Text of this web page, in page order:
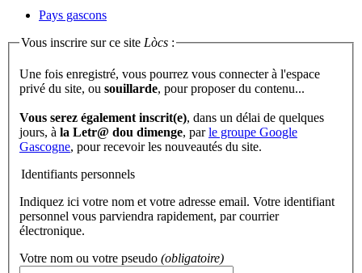
Pays gascons
Vous inscrire sur ce site Lòcs :
Une fois enregistré, vous pourrez vous connecter à l'espace
privé du site, ou souillarde , pour proposer du contenu...
Vous serez également inscrit(e), dans un délai de quelques
jours, à la Letr@ dou dimenge, parle groupe Google
Gascogne, pour recevoir les nouveautés du site.
Identifiants personnels
Indiquez ici votre nom et votre adresse email. Votre identifiant
personnel vous parviendra rapidement, par courrier
électronique.
Votre nom ou votre pseudo (obligatoire)